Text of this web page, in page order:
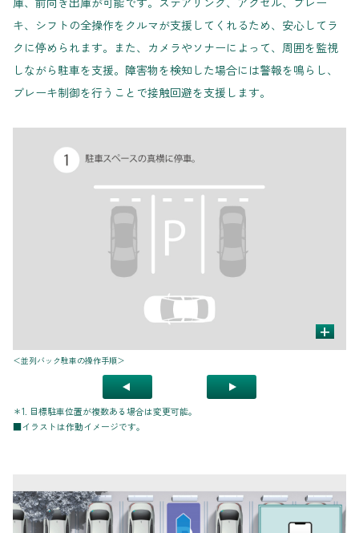
キ、シフトの全操作をクルマが支援してくれるため、安心してラ
クに停められます。また、カメラやソナーによって、周囲を監視
しながら駐車を支援。障害物を検知した場合には警報を鳴らし、
ブレーキ制御を行うことで接触回避を支援します。
+
＜並列バック駐車の操作手順＞
＊1. 目標駐車位置が複数ある場合は変更可能。
■イラストは作動イメージです。